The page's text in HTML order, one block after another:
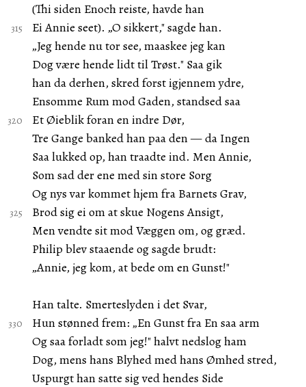
(Thi siden Enoch reiste, havde han
Ei Annie seet). „O sikkert," sagde han.
„Jeg hende nu tor see, maaskee jeg kan
Dog være hende lidt til Trøst." Saa gik
han da derhen, skred forst igjennem ydre,
Ensomme Rum mod Gaden, standsed saa
Et Øieblik foran en indre Dør,
Tre Gange banked han paa den — da Ingen
Saa lukked op, han traadte ind. Men Annie,
Som sad der ene med sin store Sorg
Og nys var kommet hjem fra Barnets Grav,
Brod sig ei om at skue Nogens Ansigt,
Men vendte sit mod Væggen om, og græd.
Philip blev staaende og sagde brudt:
„Annie, jeg kom, at bede om en Gunst!"
Han talte. Smerteslyden i det Svar,
Hun stønned frem: „En Gunst fra En saa arm
Og saa forladt som jeg!" halvt nedslog ham
Dog, mens hans Blyhed med hans Ømhed stred,
Uspurgt han satte sig ved hendes Side